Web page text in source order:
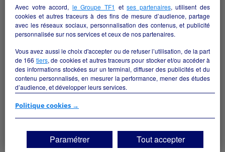
Café Restaurant en centre de petite ville
dynamique
Hôtellerie et restauration particulier
Avec votre accord, le Groupe TF1 etses partenaires, utilisent des
cookies et autres traceurs à des fins de mesure d’audience, partage
avec les réseaux sociaux, personnalisation des contenus, et publicité
personnalisée sur nos services et ceux de nos partenaires.
Vous avez aussi le choix d'accepter ou de refuser l’utilisation, de la part
de 166 tiers, de cookies et autres traceurs pour stocker et/ou accéder à
des informations stockées sur un terminal, diffuser des publicités et du
contenu personnalisés, en mesurer la performance, mener des études
d’audience, et développer leurs services.
Si vous continuez sans accepter, les fonctionnalités liées à la
vos centres d'intérêt. Seuls lescookies/traceurs techniquesseront
déposés et lus sur votre terminal.
Politique cookies →
Paramétrer Tout accepter